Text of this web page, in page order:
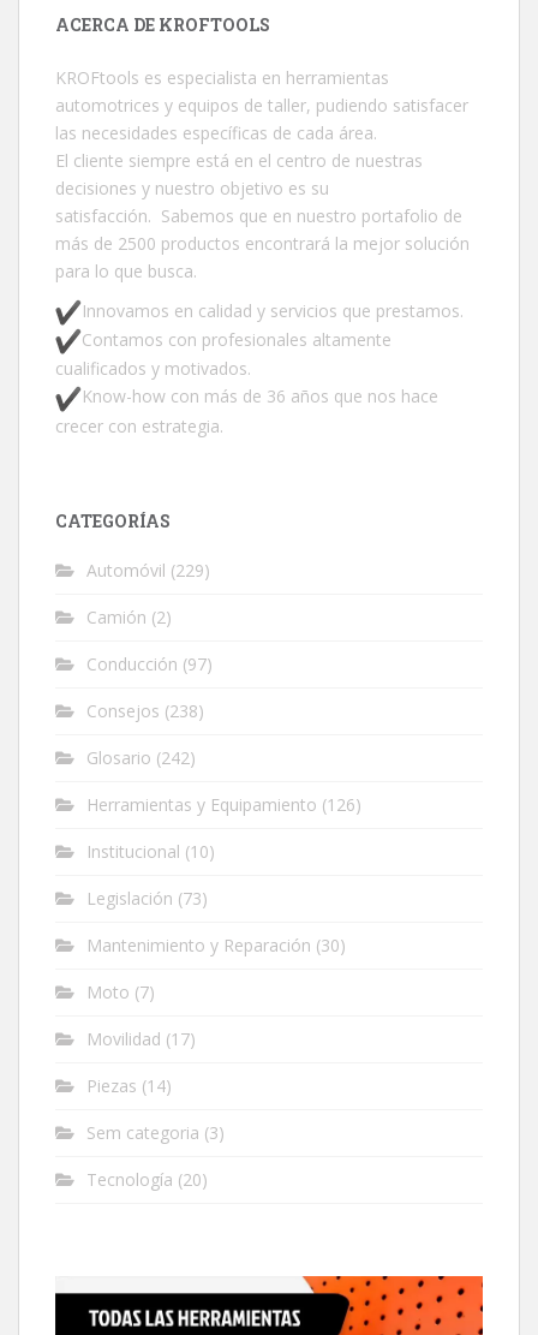
ACERCA DE KROFTOOLS
KROFtools es especialista en herramientas
automotrices y equipos de taller, pudiendo satisfacer
las necesidades específicas de cada área.
El cliente siempre está en el centro de nuestras
decisiones y nuestro objetivo es su
satisfacción. Sabemos que en nuestro portafolio de
más de 2500 productos encontrará la mejor solución
para lo que busca.
Innovamos en calidad y servicios que prestamos.
Contamos con profesionales altamente
cualificados y motivados.
Know-how con más de 36 años que nos hace
crecer con estrategia.
CATEGORÍAS
Automóvil (229)
Camión (2)
Conducción (97)
Consejos (238)
Glosario (242)
Herramientas y Equipamiento (126)
Institucional (10)
Legislación (73)
Mantenimiento y Reparación (30)
Moto (7)
Movilidad (17)
Piezas (14)
Sem categoria (3)
Tecnología (20)